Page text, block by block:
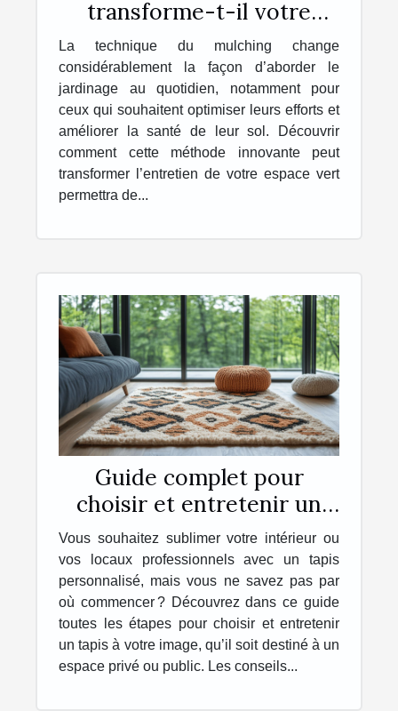
transforme-t-il votre
jardinage quotidien ?
La technique du mulching change
considérablement la façon d’aborder le
jardinage au quotidien, notamment pour
ceux qui souhaitent optimiser leurs efforts et
améliorer la santé de leur sol. Découvrir
comment cette méthode innovante peut
transformer l’entretien de votre espace vert
permettra de...
Guide complet pour
choisir et entretenir un
tapis personnalisé
Vous souhaitez sublimer votre intérieur ou
vos locaux professionnels avec un tapis
personnalisé, mais vous ne savez pas par
où commencer ? Découvrez dans ce guide
toutes les étapes pour choisir et entretenir
un tapis à votre image, qu’il soit destiné à un
espace privé ou public. Les conseils...